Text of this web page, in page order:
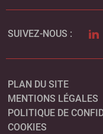
SUIVEZ-NOUS :
PLAN DU SITE
MENTIONS LÉGALES
POLITIQUE DE
COOKIES